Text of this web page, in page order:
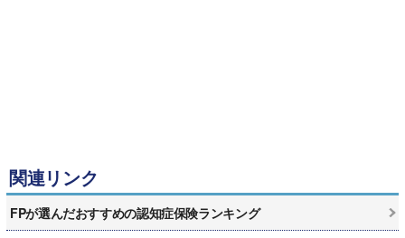
関連リンク
FPが選んだおすすめの認知症保険ランキング